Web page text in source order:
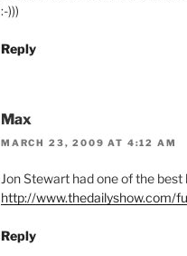
:-)))
Reply
Max
MARCH 23, 2009 AT 4:12 AM
Jon Stewart had one of the
http://www.thedailyshow.com/
Reply